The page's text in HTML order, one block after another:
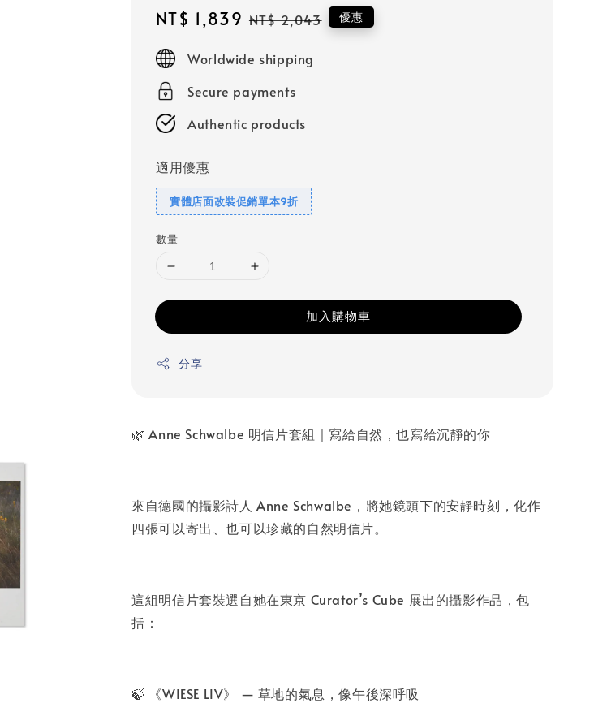
Sale
price
NT$ 1,839 Regular
NT$ 2,043 優惠
Worldwide shipping
Secure payments
Authentic products
適用優惠
實體店面改裝促銷單本9折
數量
加入購物車
分享
🌿 Anne Schwalbe 明信片套組｜寫給自然，也寫給沉靜的你
來自德國的攝影詩人 Anne Schwalbe，將她鏡頭下的安靜時刻，化作
四張可以寄出、也可以珍藏的自然明信片。
這組明信片套裝選自她在東京 Curator’s Cube 展出的攝影作品，包
括：
🍃 《WIESE LIV》 — 草地的氣息，像午後深呼吸